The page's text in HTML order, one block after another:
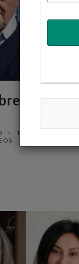
la
• TENDENCIAS